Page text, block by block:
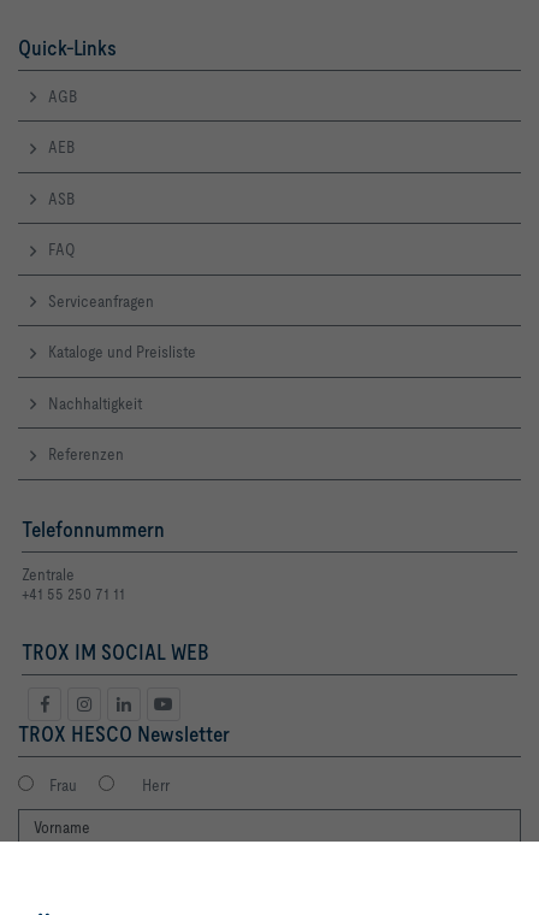
Quick-Links
AGB
AEB
ASB
FAQ
Serviceanfragen
Kataloge und Preisliste
Nachhaltigkeit
Referenzen
Telefonnummern
Zentrale
+41 55 250 71 11
TROX IM SOCIAL WEB
TROX HESCO Newsletter
Frau Herr